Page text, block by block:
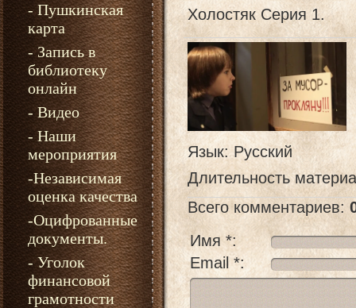
- Пушкинская
карта
- Запись в
библиотеку
онлайн
- Видео
- Наши
мероприятия
-Независимая
оценка качества
-Оцифрованные
документы.
- Уголок
финансовой
грамотности
Холостяк Серия 1.
Язык: Русский
Длительность
Всего комментариев:
Имя *:
Email *: